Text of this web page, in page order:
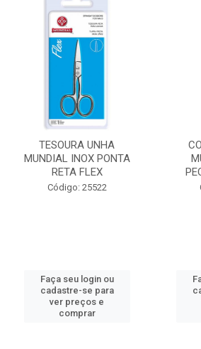
TESOURA UNHA
MUNDIAL INOX PONTA
RETA FLEX
Código: 25522
Faça seu login ou
cadastre-se para
ver preços e
comprar